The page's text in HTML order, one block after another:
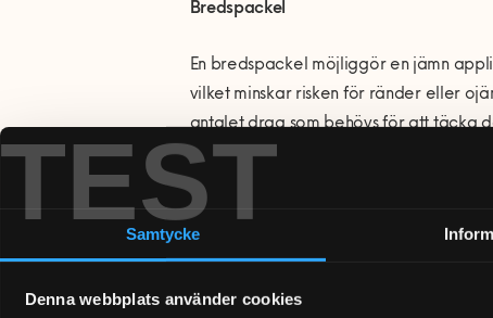
TEST
Samtycke
Denna webbplats använder cookies
Bredspackel
En bredspackel möjliggör en jämn
vilket minskar risken för ränder eller
antalet drag som behövs för att täcka
resulterar i en slätare och mer enhetlig
Fint slippapper
Du kan med fördel använda fint
vid och som efterarbete (om du skulle